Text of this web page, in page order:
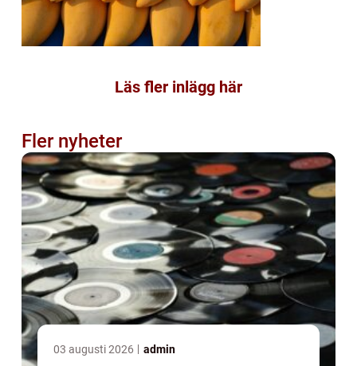
Läs fler inlägg här
Fler nyheter
03 augusti 2026 admin